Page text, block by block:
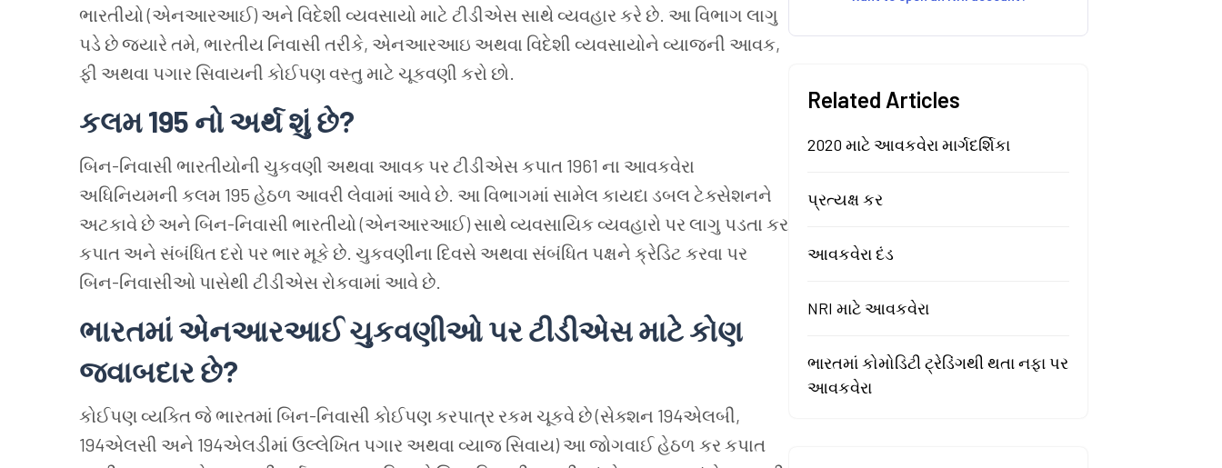
ભારતીયો (એનઆરઆઈ) અને વિદેશી વ્યવસાયો માટે ટીડીએસ સાથેવ્યવહારકરે છે. આ વિભાગ લાગુ
પડે છેજ્યારેતમે, ભારતીય નિવાસી તરીકે, એનઆરઆઇ અથવા વિદેશી વ્યવસાયોને વ્યાજની આવક,
ફી અથવા પગાર સિવાયની કોઈપણવસ્તુમાટે ચૂકવણી કરો છો.
કલમ 195 નોઅર્થશુંછે?
બિન-નિવાસી ભારતીયોની ચુકવણી અથવા આવક પરટીડીએસકપાત 1961 ના આવકવેરા
અધિનિયમની કલમ 195 હેઠળ આવરી લેવામાં આવે છે. આ વિભાગમાં સામેલકાયદા ડબલટેક્સેશનને
અટકાવે છે અને બિન-નિવાસી ભારતીયો (એનઆરઆઈ) સાથેવ્યવસાયિકવ્યવહારો પરલાગુ પડતા કર
કપાત અને સંબંધિતદરો પરભારમૂકે છે. ચુકવણીના દિવસે અથવા સંબંધિત પક્ષને ક્રેડિટ કરવા પર
બિન-નિવાસીઓ પાસેથી ટીડીએસ રોકવામાં આવે છે.
ભારતમાંએનઆરઆઈચુકવણીઓપરટીડીએસમાટેકોણ
જવાબદારછે?
કોઈપણવ્યક્તિજેભારતમાં બિન-નિવાસી કોઈપણકરપાત્ર રકમચૂકવે છે (સેક્શન 194એલબી,
194એલસી અને 194એલડીમાં ઉલ્લેખિત પગાર અથવા વ્યાજ સિવાય) આજોગવાઈહેઠળ કરકપાત
Related Articles
2020 માટે આવકવેરા માર્ગદર્શિકા
પ્રત્યક્ષ કર
આવકવેરા દંડ
NRI માટે આવકવેરા
ભારતમાં કોમોડિટી ટ્રેડિંગથી થતા નફા પર
આવકવેરા